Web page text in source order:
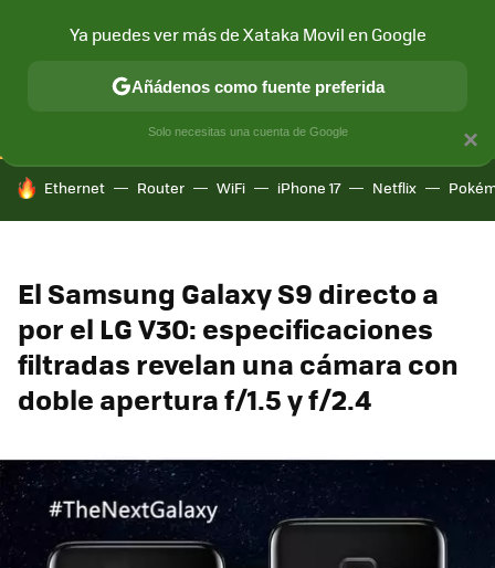
CONECTIVIDAD MÓVIL Y SOCIEDAD APLICACIONES
HOY SE HABLA DE
Ethernet Router WiFi iPhone 17 Netflix
El Samsung Galaxy S9 directo a
por el LG V30: especificaciones
filtradas revelan una cámara con
doble apertura f/1.5 y f/2.4
×
Ya puedes ver más de Xataka Movil en Google
Añádenos como fuente preferida
Solo necesitas una cuenta de Google